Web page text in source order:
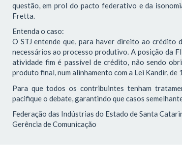
questão, em prol do pacto federativo e da
Fretta.
Entenda o caso:
O STJ entende que, para haver direito ao crédito
necessários ao processo produtivo. A posição da
atividade fim é passível de crédito, não sendo
produto final, num alinhamento com a Lei Kandir, de
Para que todos os contribuintes tenham
pacifique o debate, garantindo que casos
Federação das Indústrias do Estado de Santa
Gerência de Comunicação